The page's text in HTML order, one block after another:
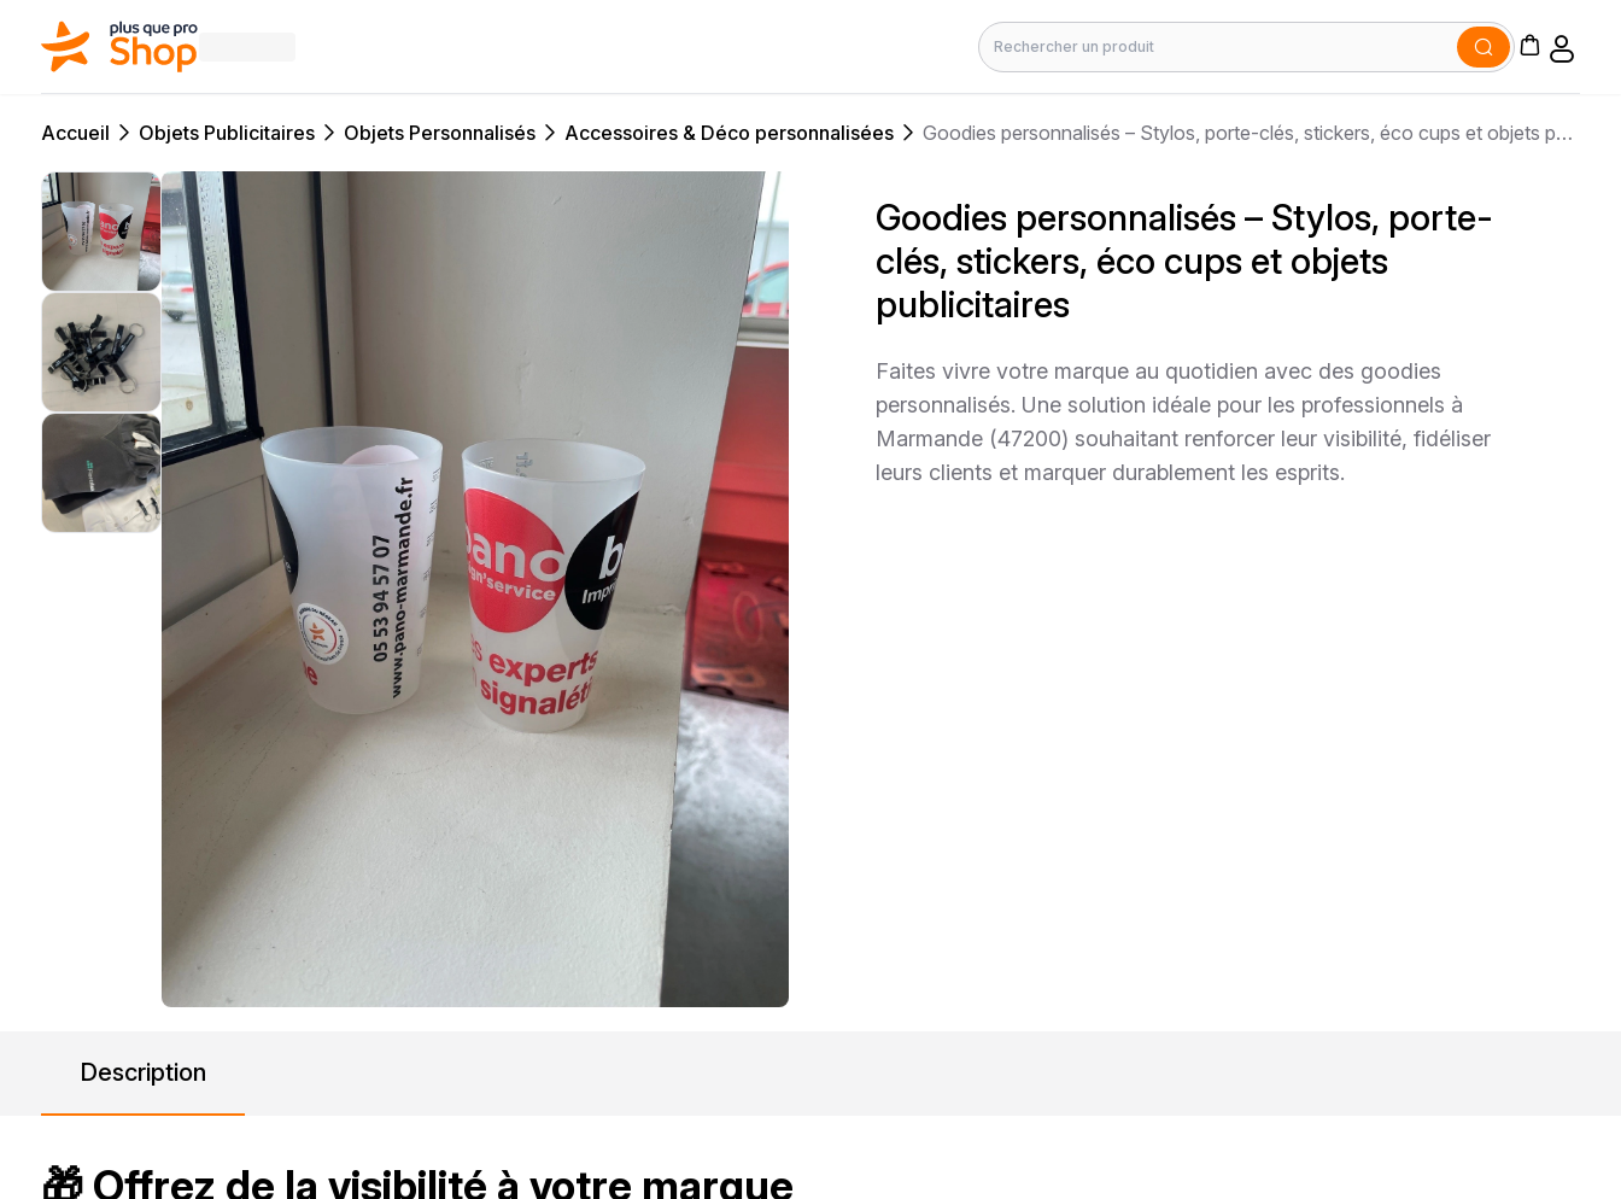
Rechercher
Accueil Objets Publicitaires Objets Personnalisés Accessoires & Déco personnalisées Goodies personnalisés – Stylos, porte-clés, stickers, éco cups et objets publicitaires
Goodies personnalisés – Stylos, porte-
clés, stickers, éco cups et objets
publicitaires
Faites vivre votre marque au quotidien avec des goodies
personnalisés. Une solution idéale pour les professionnels à
Marmande (47200) souhaitant renforcer leur visibilité, fidéliser
leurs clients et marquer durablement les esprits.
Description
🎁 Offrez de la visibilité à votre marque